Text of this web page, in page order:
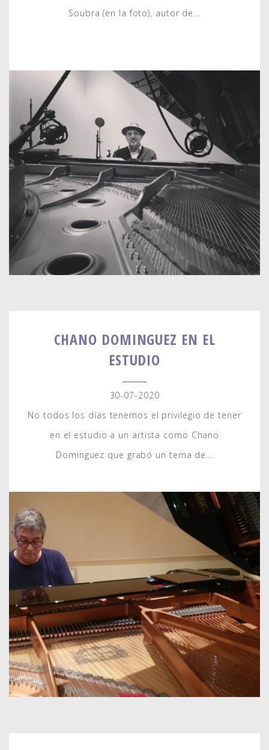
Soubra (en la foto), autor de...
CHANO DOMINGUEZ EN EL
ESTUDIO
30-07-2020
No todos los días tenemos el privilegio de tener
en el estudio a un artista como Chano
Dominguez que grabó un tema de...